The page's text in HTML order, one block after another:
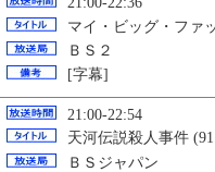
マイ・ビッグ・ファ
ＢＳ２
[字幕]
21:00-22:54
天河伝説殺人事件
ＢＳジャパン